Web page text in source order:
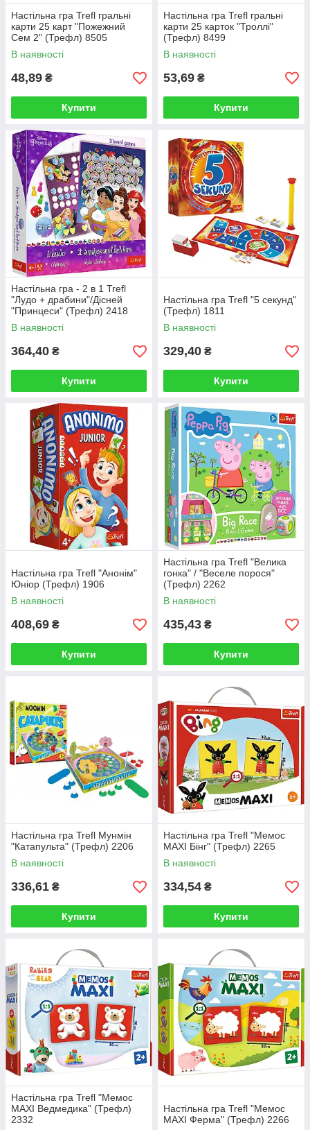
Настільна гра Trefl гральні
карти 25 карт "Пожежний
Сем 2" (Трефл) 8505
В наявності
48,89 ₴
Купити
Настільна гра Trefl гральні
карти 25 карток "Троллі"
(Трефл) 8499
В наявності
53,69 ₴
Купити
Настільна гра - 2 в 1 Trefl
"Лудо + драбини"/Дісней
"Принцеси" (Трефл) 2418
В наявності
364,40 ₴
Купити
Настільна гра Trefl "5 секунд"
(Трефл) 1811
В наявності
329,40 ₴
Купити
Настільна гра Trefl "Анонім"
Юніор (Трефл) 1906
В наявності
408,69 ₴
Купити
Настільна гра Trefl "Велика
гонка" / "Веселе порося"
(Трефл) 2262
В наявності
435,43 ₴
Купити
Настільна гра Trefl Мунмін
"Катапульта" (Трефл) 2206
В наявності
336,61 ₴
Купити
Настільна гра Trefl "Мемос
MAXI Бінг" (Трефл) 2265
В наявності
334,54 ₴
Купити
Настільна гра Trefl "Мемос
MAXI Ведмедика" (Трефл)
2332
Настільна гра Trefl "Мемос
MAXI Ферма" (Трефл) 2266